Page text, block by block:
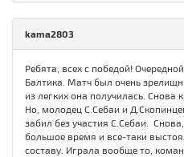
kama2803
Ребята, всех с победой!
Балтика. Матч был очень
из легких она получилась.
Но, молодец С.Себаи и
забил без участия С.Себаи.
большое время и все-таки
составу. Играла вообще то,